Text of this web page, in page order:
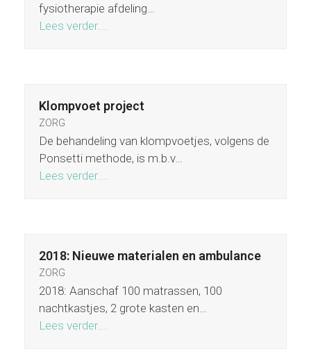
fysiotherapie afdeling…
Lees verder....
Klompvoet project
ZORG
De behandeling van klompvoetjes, volgens de
Ponsetti methode, is m.b.v…
Lees verder....
2018: Nieuwe materialen en ambulance
ZORG
2018: Aanschaf 100 matrassen, 100
nachtkastjes, 2 grote kasten en…
Lees verder....